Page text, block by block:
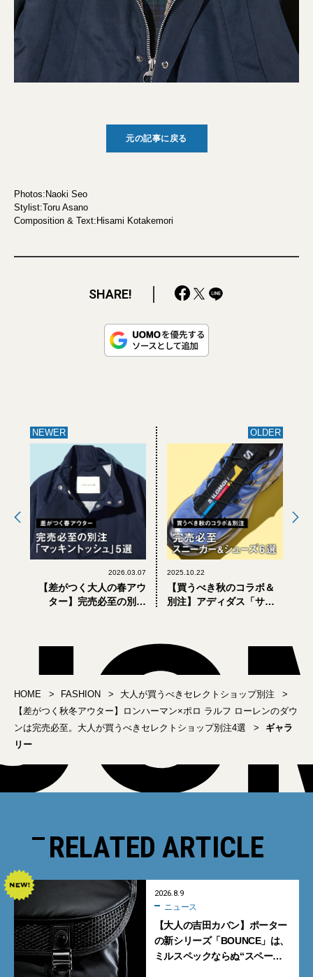
元の記事に戻る
Photos:Naoki Seo
Stylist:Toru Asano
Composition & Text:Hisami Kotakemori
SHARE!
NEWER
2026.03.07
【差がつく大人の春アウ
ター】完売必至の別注
ド」や「ハンビー」、シ
ョート丈の「スカイ」に
注目
OLDER
2025.10.22
【買うべき秋のコラボ＆
別注】アディダス「サン
ストン」... 完売必至スニ
ーカー＆シューズ6選
HOME FASHION
大人が買うべきセレクトショップ別注
【差がつく秋冬アウター】ロンハーマン×ポロ ラルフ ローレンのダウ
ンは完売必至。大人が買うべきセレクトショップ別注4選
ギャラ
リー
RELATED ARTICLE
2026.8.9
ニュース
【大人の吉田カバン】ポーター
の新シリーズ「BOUNCE」は、
ミルスペックならぬ“スペース